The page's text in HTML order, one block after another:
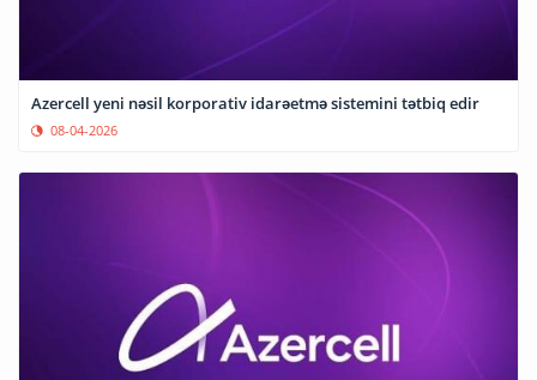
Azercell yeni nəsil korporativ idarəetmə sistemini tətbiq edir
08-04-2026